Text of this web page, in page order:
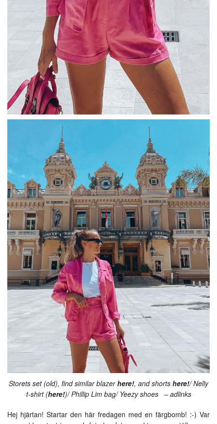
Storets set (old), find similar blazerhere!, and shorts here!/ Nelly
t-shirt (here!)/ Phillip Lim bag/ Yeezy shoes – adlinks
Hej hjärtan! Startar den här fredagen med en färgbomb! :-) Var